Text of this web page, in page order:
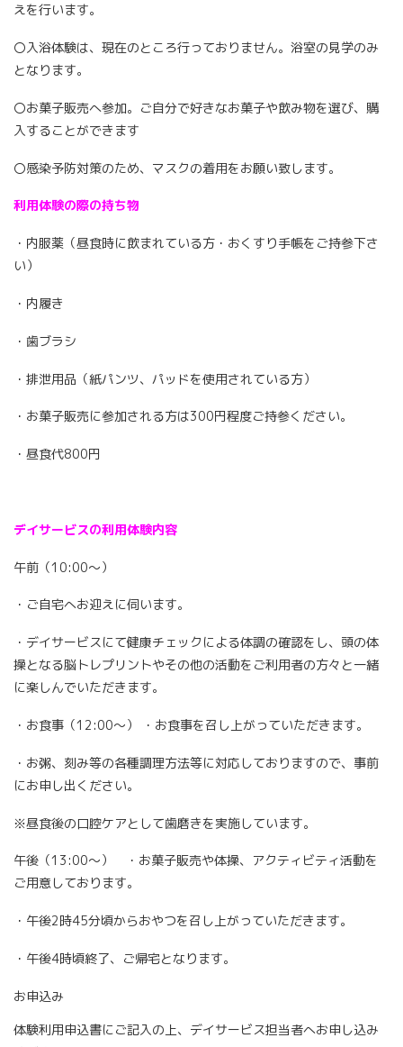
えを行います。
〇入浴体験は、現在のところ行っておりません。浴室の見学のみ
となります。
〇お菓子販売へ参加。ご自分で好きなお菓子や飲み物を選び、購
入することができます
〇感染予防対策のため、マスクの着用をお願い致します。
利用体験の際の持ち物
・内服薬（昼食時に飲まれている方・おくすり手帳をご持参下さ
い）
・内履き
・歯ブラシ
・排泄用品（紙パンツ、パッドを使用されている方）
・お菓子販売に参加される方は300円程度ご持参ください。
・昼食代800円
デイサービスの利用体験内容
午前（10:00～）
・ご自宅へお迎えに伺います。
・デイサービスにて健康チェックによる体調の確認をし、頭の体
操となる脳トレプリントやその他の活動をご利用者の方々と一緒
に楽しんでいただきます。
・お食事（12:00～） ・お食事を召し上がっていただきます。
・お粥、刻み等の各種調理方法等に対応しておりますので、事前
にお申し出ください。
※昼食後の口腔ケアとして歯磨きを実施しています。
午後（13:00～） ・お菓子販売や体操、アクティビティ活動を
ご用意しております。
・午後2時45分頃からおやつを召し上がっていただきます。
・午後4時頃終了、ご帰宅となります。
お申込み
体験利用申込書にご記入の上、デイサービス担当者へお申し込み